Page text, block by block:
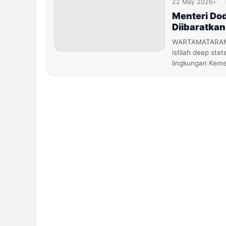
22 May 2026•
Menteri
istilah deep
lingkungan